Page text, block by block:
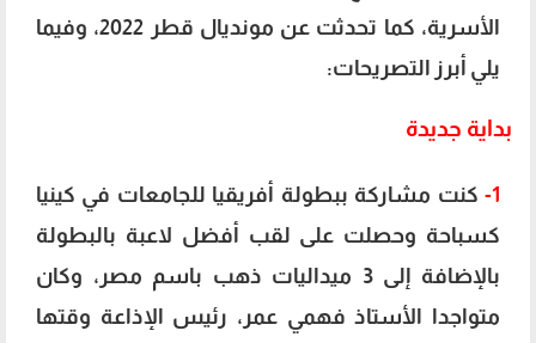
الأسرية، كما تحدثت عن مونديال قطر 2022، وفيما
يلي أبرز التصريحات:
بداية جديدة
1- كنت مشاركة ببطولة أفريقيا للجامعات في كينيا
كسباحة وحصلت على لقب أفضل لاعبة بالبطولة
بالإضافة إلى 3 ميداليات ذهب باسم مصر، وكان
متواجدا الأستاذ فهمي عمر، رئيس الإذاعة وقتها